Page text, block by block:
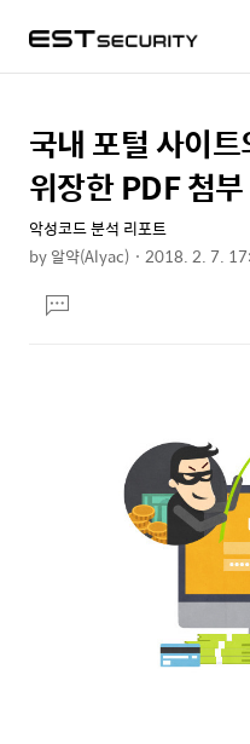
상
세
컨
텐
본
제
목
국내 포털 사이
위장한 PDF 첨
악성코드 분석 리포트
by알약(Alyac) 2018. 2. 7.
문댓
글